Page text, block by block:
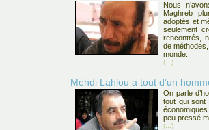
Nous
Maghreb
adoptés et
seulement
rencontrés,
de
monde.
(...)
Mehdi Lahlou a tout d’un
On parle
tout qui sont
économiques
peu pressé
(...)